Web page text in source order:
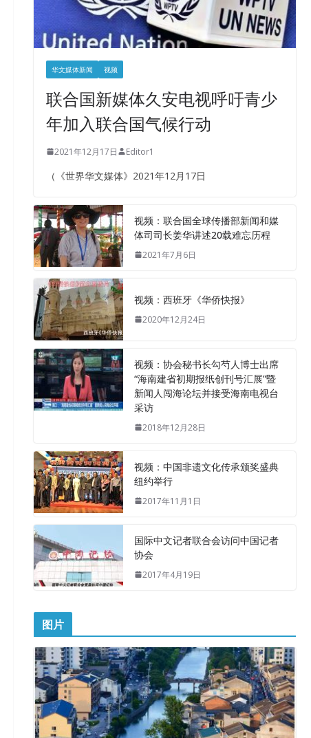
华文媒体新闻 视频
联合国新媒体久安电视呼吁青少
年加入联合国气候行动
2021年12月17日 Editor1
（《世界华文媒体》2021年12月17日
视频：联合国全球传播部新闻和媒
体司司长姜华讲述20载难忘历程
2021年7月6日
视频：西班牙《华侨快报》
2020年12月24日
视频：协会秘书长勾芍人博士出席
“海南建省初期报纸创刊号汇展”暨
新闻人闯海论坛并接受海南电视台
采访
2018年12月28日
视频：中国非遗文化传承颁奖盛典
纽约举行
2017年11月1日
国际中文记者联合会访问中国记者
协会
2017年4月19日
图片